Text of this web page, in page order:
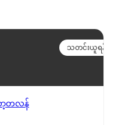
သတင်းယူရန်
ာ့တလန်